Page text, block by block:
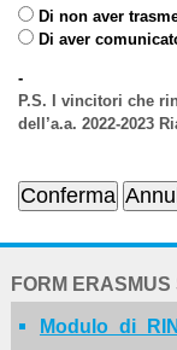
Di non aver
Di aver
-
P.S. I vincitori che
dell’a.a. 2022-2023
EXTENDED
FORM ERASMUS